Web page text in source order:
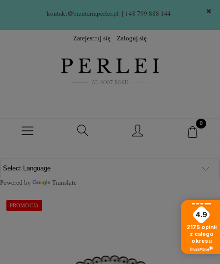
kontakt@bizuteriaperlei.pl | +48 799 888 144
Zarejestruj się Zaloguj się
Powered by Translate
PROMOCJA
4.9
2175 opinii
z całego
okresu